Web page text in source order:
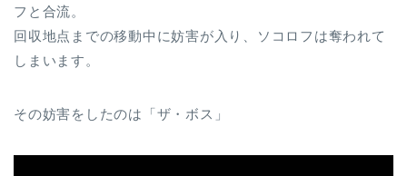
フと合流。
回収地点までの移動中に妨害が入り、ソコロフは奪われて
しまいます。
その妨害をしたのは「ザ・ボス」